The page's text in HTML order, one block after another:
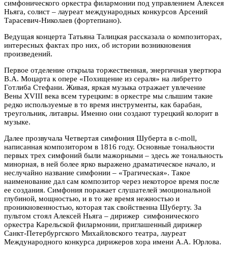
симфонического оркестра филармонии под управлением Алексея
Ньяга, солист – лауреат международных конкурсов Арсений
Тарасевич-Николаев (фортепиано).
Ведущая концерта Татьяна Талицкая рассказала о композиторах,
интересных фактах про них, об истории возникновения
произведений.
Первое отделение открыла торжественная, энергичная увертюра
В.А. Моцарта к опере «Похищение из сераля» на либретто
Готлиба Стефани. Живая, яркая музыка отражает увлечение
Вены XVIII века всем турецким: в оркестре мы слышим такие
редко используемые в то время инструменты, как барабан,
треугольник, литавры. Именно они создают турецкий колорит в
музыке.
Далее прозвучала Четвертая симфония Шуберта в c-moll,
написанная композитором в 1816 году. Основные тональности
первых трех симфоний были мажорными – здесь же тональность
минорная, в ней более ярко выражено драматическое начало, и
неслучайно название симфонии – «Трагическая». Такое
наименование дал сам композитор через некоторое время после
ее создания. Симфония поражает слушателей эмоциональной
глубиной, мощностью, и в то же время нежностью и
проникновенностью, которая так свойственна Шуберту. За
пультом стоял Алексей Ньяга – дирижер симфонического
оркестра Карельской филармонии, приглашенный дирижер
Санкт-Петербургского Михайловского театра, лауреат
Международного конкурса дирижеров хора имени А.А. Юрлова.